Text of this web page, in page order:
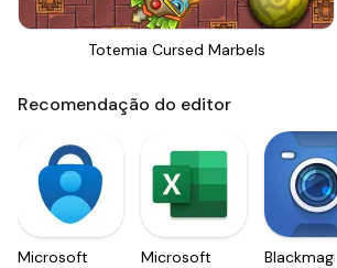
Totemia Cursed Marbels
Recomendação do editor
Microsoft
Microsoft
Blackmagic